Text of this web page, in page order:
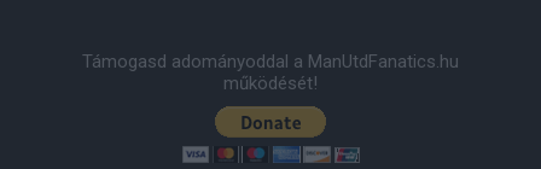
Támogasd adományoddal a ManUtdFanatics.hu
működését!